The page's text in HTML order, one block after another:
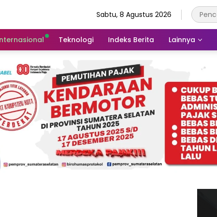
Sabtu, 8 Agustus 2026
Teknologi Indeks Berita Lainnya